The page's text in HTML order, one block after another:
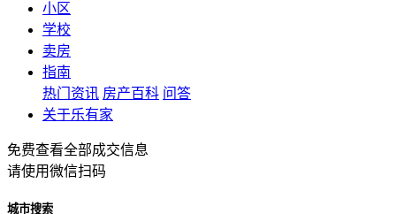
小区
学校
卖房
指南
热门资讯 房产百科 问答
关于乐有家
免费查看全部成交信息
请使用微信扫码
城市搜索